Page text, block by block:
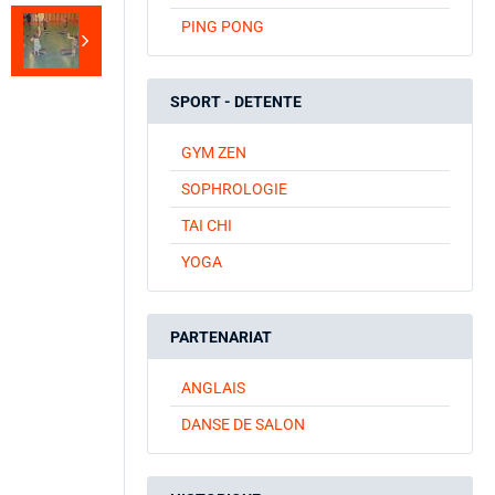
PING PONG
SPORT - DETENTE
GYM ZEN
SOPHROLOGIE
TAI CHI
YOGA
PARTENARIAT
ANGLAIS
DANSE DE SALON